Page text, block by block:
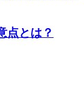
点とは？